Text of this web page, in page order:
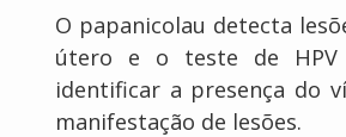
O papanicolau detecta
útero e o teste de HPV
identificar a presença do
manifestação de lesões.